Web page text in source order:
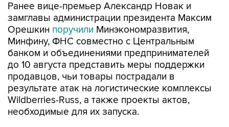
Ранее вице-премьер Александр Новак и
замглавы администрации президента Максим
Орешкин поручили Минэкономразвития,
Минфину, ФНС совместно с Центральным
банком и объединениями предпринимателей
до 10 августа представить меры поддержки
продавцов, чьи товары пострадали в
результате атак на логистические комплексы
Wildberries-Russ, а также проекты актов,
необходимые для их запуска.